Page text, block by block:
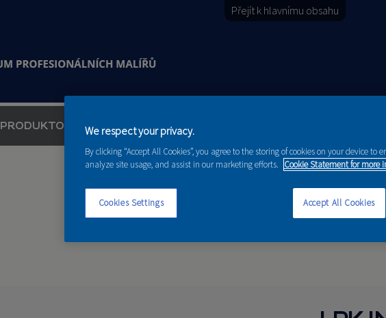
Přejít k hlavnímu obsahu
PRODUKTOVÉ NOVINKY PORADENSTVÍ
We respect your privacy.
By clicking “Accept All Cookies”, you agree to the storing of cookies on your device to
analyze site usage, and assist in our marketing efforts. Cookie Statement for more
Cookies Settings Accept All Cookies